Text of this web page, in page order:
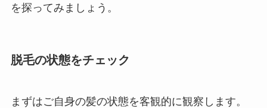
を探ってみましょう。
脱毛の状態をチェック
まずはご自身の髪の状態を客観的に観察します。